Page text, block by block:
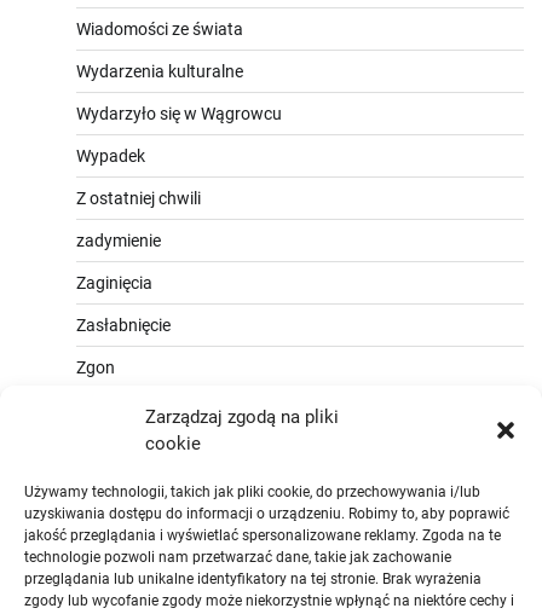
Zarządzaj zgodą na pliki
cookie
Używamy technologii, takich jak pliki cookie, do przechowywania i/lub
uzyskiwania dostępu do informacji o urządzeniu. Robimy to, aby poprawić
jakość przeglądania i wyświetlać spersonalizowane reklamy. Zgoda na te
technologie pozwoli nam przetwarzać dane, takie jak zachowanie
przeglądania lub unikalne identyfikatory na tej stronie. Brak wyrażenia
zgody lub wycofanie zgody może niekorzystnie wpłynąć na niektóre cechy i
Wiadomości ze świata
Wydarzenia kulturalne
Wydarzyło się w Wągrowcu
Wypadek
Z ostatniej chwili
zadymienie
Zaginięcia
Zasłabnięcie
Zgon